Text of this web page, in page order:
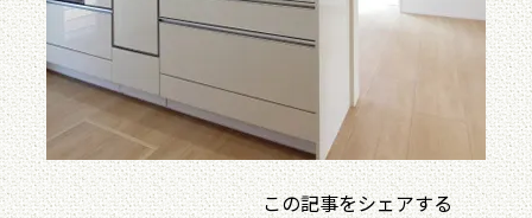
この記事をシェアする